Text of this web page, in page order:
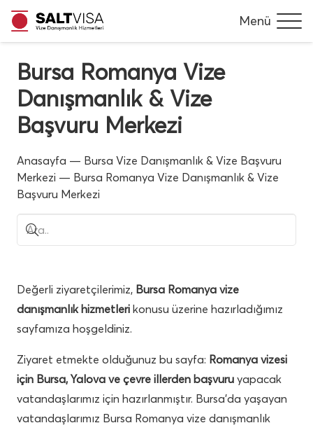
Menü
Bursa Romanya Vize
Danışmanlık & Vize
Başvuru Merkezi
Anasayfa — Bursa Vize Danışmanlık & Vize Başvuru
Merkezi — Bursa Romanya Vize Danışmanlık & Vize
Başvuru Merkezi
Değerli ziyaretçilerimiz, Bursa Romanya vize
danışmanlık hizmetleri konusu üzerine hazırladığımız
sayfamıza hoşgeldiniz.
Ziyaret etmekte olduğunuz bu sayfa: Romanya vizesi
için Bursa, Yalova ve çevre illerden başvuru yapacak
vatandaşlarımız için hazırlanmıştır. Bursa’da yaşayan
vatandaşlarımız Bursa Romanya vize danışmanlık